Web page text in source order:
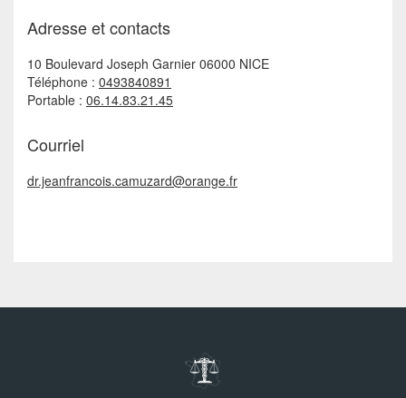
Adresse et contacts
10 Boulevard Joseph Garnier 06000 NICE
Téléphone : 0493840891
Portable : 06.14.83.21.45
Courriel
dr.jeanfrancois.camuzard@orange.fr